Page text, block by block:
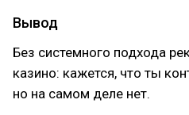
Вывод
Без системного подхода
казино: кажется, что ты
но на самом деле нет.